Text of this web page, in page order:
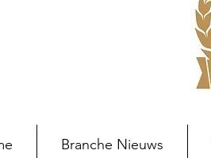
Branche Nieuws